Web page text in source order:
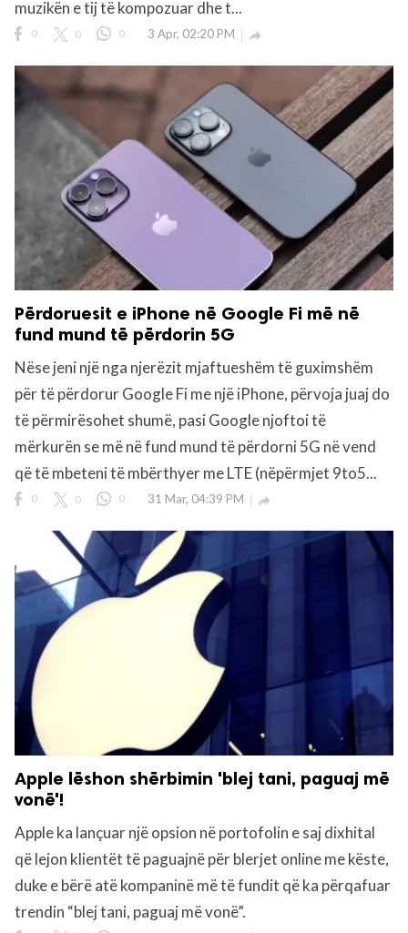
muzikën e tij të kompozuar dhe t...
0 0 0 3 Apr, 02:20 PM 
Përdoruesit e iPhone në Google Fi më në
fund mund të përdorin 5G
Nëse jeni një nga njerëzit mjaftueshëm të guximshëm
për të përdorur Google Fi me një iPhone, përvoja juaj do
të përmirësohet shumë, pasi Google njoftoi të
mërkurën se më në fund mund të përdorni 5G në vend
që të mbeteni të mbërthyer me LTE (nëpërmjet 9to5...
0 0 0 31 Mar, 04:39 PM 
Apple lëshon shërbimin 'blej tani, paguaj më
vonë'!
Apple ka lançuar një opsion në portofolin e saj dixhital
që lejon klientët të paguajnë për blerjet online me këste,
duke e bërë atë kompaninë më të fundit që ka përqafuar
trendin “blej tani, paguaj më vonë”.